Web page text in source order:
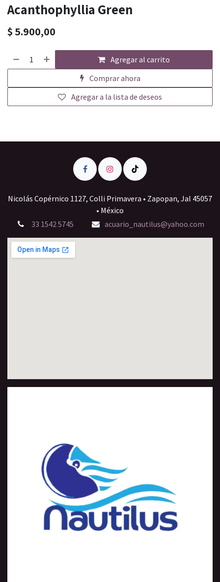
Acanthophyllia Green
$ 5.900,00
Agregar al carrito
Comprar ahora
Agregar a la lista de deseos
Nicolás Copérnico 1127, Colli Primavera • Zapopan, Jal 45057
• México
33 1542 5745
acuario_nautilus@yahoo.com